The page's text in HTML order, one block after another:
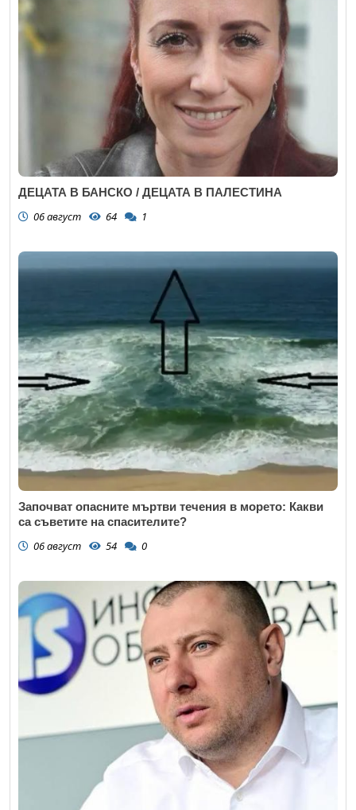
ДЕЦАТА В БАНСКО / ДЕЦАТА В ПАЛЕСТИНА
06 август 64 1
Започват опасните мъртви течения в морето: Какви
са съветите на спасителите?
06 август 54 0